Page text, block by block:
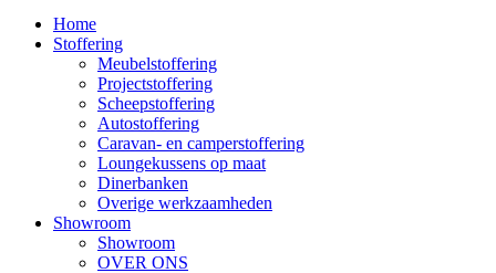
Home
Stoffering
Meubelstoffering
Projectstoffering
Scheepstoffering
Autostoffering
Caravan- en camperstoffering
Loungekussens op maat
Dinerbanken
Overige werkzaamheden
Showroom
Showroom
OVER ONS